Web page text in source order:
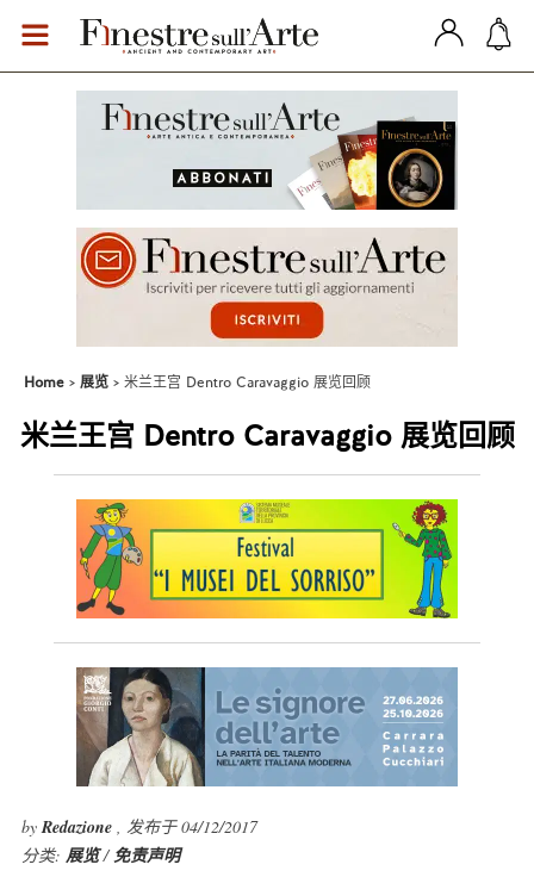
Home 展览 米兰王宫 Dentro Caravaggio 展览回顾
米兰王宫 Dentro Caravaggio 展览回顾
byRedazione , 发布于 04/12/2017
分类: 展览/免责声明